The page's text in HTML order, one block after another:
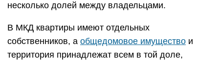
несколько долей между владельцами.
В МКД квартиры имеют отдельных
собственников, а общедомовое имущество и
территория принадлежат всем в той доле,